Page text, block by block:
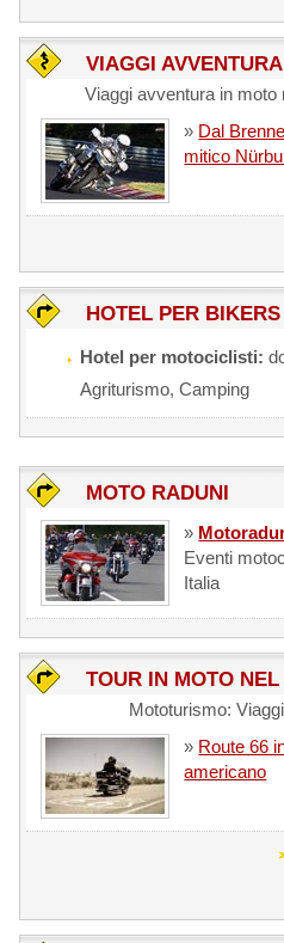
VIAGGI AVVENTURA
Viaggi avventura in moto
» Dal
mitico
HOTEL PER BIKERS
Hotel per motociclisti:
Agriturismo, Camping
MOTO RADUNI
»
Eventi
Italia
TOUR IN MOTO
Mototurismo:
» Route 66
americano